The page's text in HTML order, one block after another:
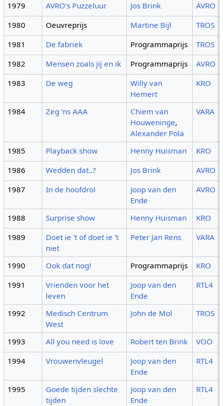
1979 AVRO's Puzzeluur Jos Brink
AVRO
1980
Oeuvreprijs Martine Bijl
TROS
1981
De fabriek Programmaprijs
TROS
1982
Mensen zoals jij en ik Programmaprijs
AVRO
1983
De weg
Willy van
Hemert
KRO
1984 Zeg 'ns AAA
Chiem van
Houweninge,
Alexander Pola
VARA
1985 Playback show Henny Huisman
KRO
1986
Wedden dat..? Jos Brink
AVRO
1987
In de hoofdrol
Joop van den
Ende
AVRO
1988 Surprise show Henny Huisman
KRO
1989
Doet ie 't of doet ie 't
niet
Peter Jan Rens VARA
1990 Ook dat nog! Programmaprijs
KRO
1991
Vrienden voor het
leven
Joop van den
Ende
RTL4
1992
Medisch Centrum
West
John de Mol TROS
1993 All you need is love Robert ten Brink
VOO
1994
Vrouwenvleugel
Joop van den
Ende
RTL4
1995
Goede tijden slechte
tijden
Joop van den
Ende
RTL4